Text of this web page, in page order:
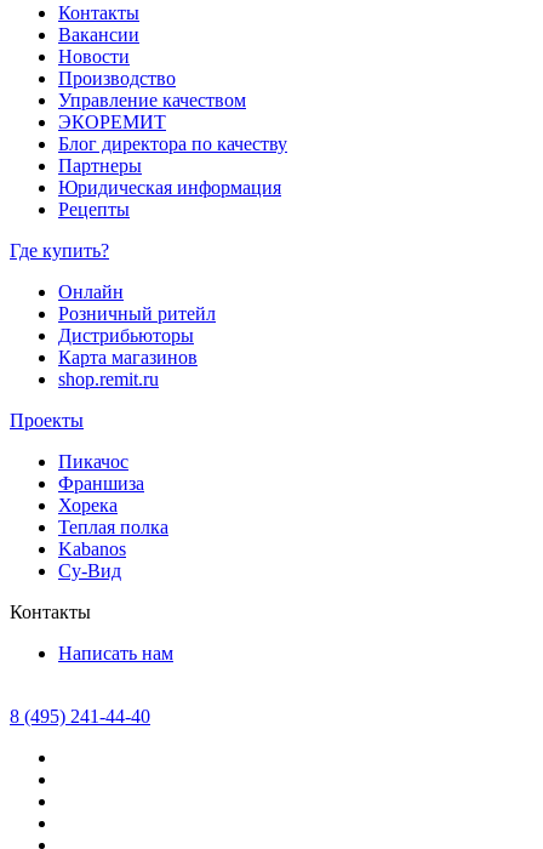
Контакты
Вакансии
Новости
Производство
Управление качеством
ЭКОРЕМИТ
Блог директора по качеству
Партнеры
Юридическая информация
Рецепты
Где купить?
Онлайн
Розничный ритейл
Дистрибьюторы
Карта магазинов
shop.remit.ru
Проекты
Пикачос
Франшиза
Хорека
Теплая полка
Kabanos
Су-Вид
Контакты
Написать нам
8 (495) 241-44-40